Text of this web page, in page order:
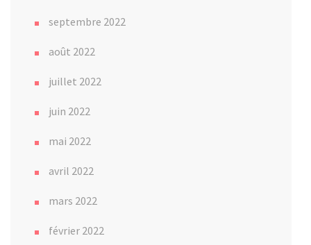
septembre 2022
août 2022
juillet 2022
juin 2022
mai 2022
avril 2022
mars 2022
février 2022